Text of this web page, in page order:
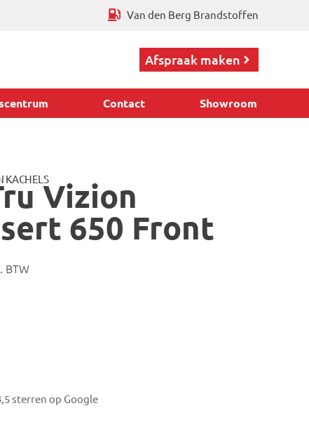
Van den Berg Brandstoffen
Afspraak maken
Contact Showroom
KACHELSVizion
650 Front
BTW
sterren op Google